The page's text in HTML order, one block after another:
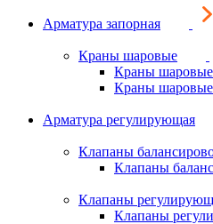
Арматура запорная
Краны шаровые
Краны
Краны шаровые
Арматура регулирующая
Клапаны
Клапаны
Клапаны
Клапаны